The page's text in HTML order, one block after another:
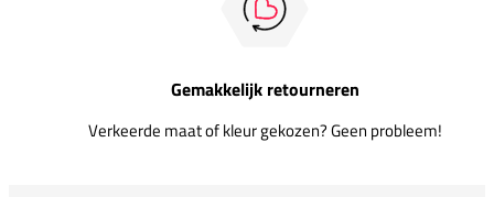
Gemakkelijk retourneren
Verkeerde maat of kleur gekozen? Geen probleem!